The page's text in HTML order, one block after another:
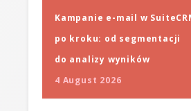
Kampanie e-mail w
po kroku: od segmentacji
do analizy wyników
4 August 2026